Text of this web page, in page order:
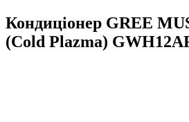
Кондиціонер GREE
(Cold Plazma)